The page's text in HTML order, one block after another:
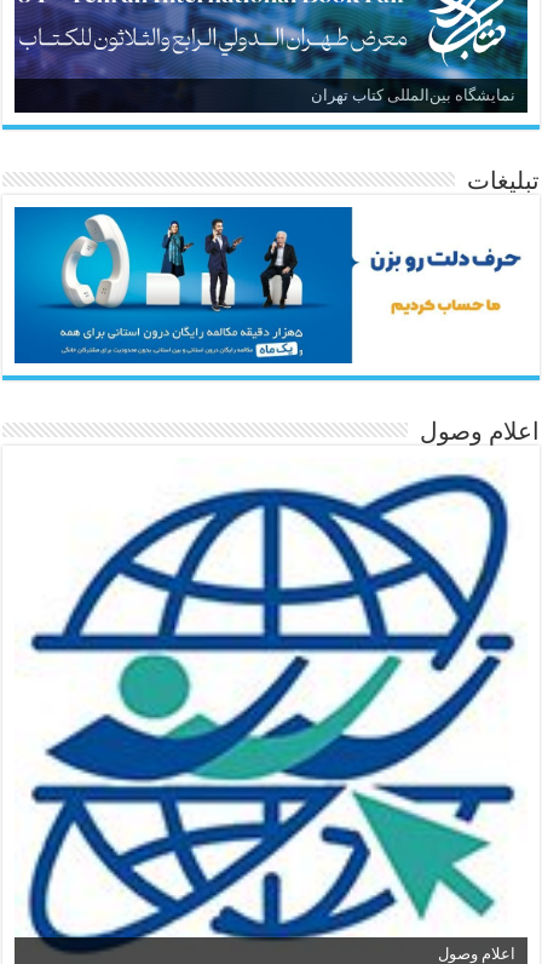
نمایشگاه بین‌المللی کتاب تهران
تبلیغات
اعلام وصول
اعلام وصول